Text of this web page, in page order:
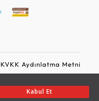
Kabul Et
KVKK Aydınlatma Metni